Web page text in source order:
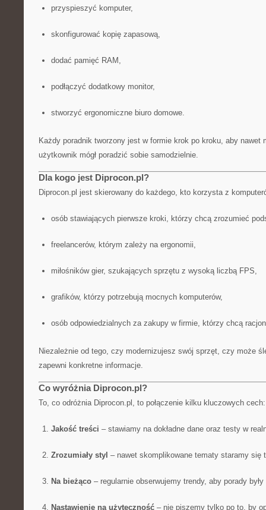
przyspieszyć komputer,
skonfigurować kopię zapasową,
dodać pamięć RAM,
podłączyć dodatkowy monitor,
stworzyć ergonomiczne biuro domowe.
Każdy poradnik tworzony jest w formie krok po kroku, aby nawet
użytkownik mógł poradzić sobie samodzielnie.
Dla kogo jest Diprocon.pl?
Diprocon.pl jest skierowany do każdego, kto korzysta z
osób stawiających pierwsze kroki, którzy chcą zrozumieć
freelancerów, którym zależy na ergonomii,
miłośników gier, szukających sprzętu z wysoką liczbą FPS,
grafików, którzy potrzebują mocnych komputerów,
osób odpowiedzialnych za zakupy w firmie, którzy chcą
Niezależnie od tego, czy modernizujesz swój sprzęt, czy może
zapewni konkretne informacje.
Co wyróżnia Diprocon.pl?
To, co odróżnia Diprocon.pl, to połączenie kilku kluczowych cech:
Jakość treści – stawiamy na dokładne dane oraz testy w
Zrozumiały styl – nawet skomplikowane tematy staramy się
Na bieżąco– regularnie obserwujemy trendy, aby porady były
Nastawienie na użyteczność– nie piszemy tylko po to, by